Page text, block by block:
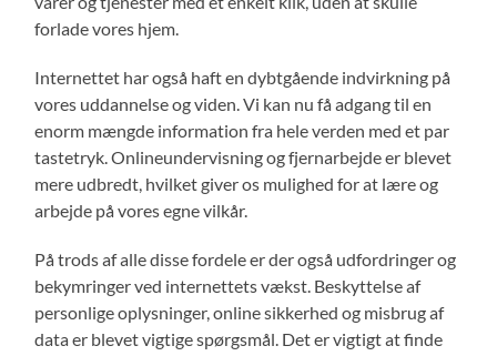
forlade vores hjem.
Internettet har også haft en dybtgående indvirkning på
vores uddannelse og viden. Vi kan nu få adgang til en
enorm mængde information fra hele verden med et par
tastetryk. Onlineundervisning og fjernarbejde er blevet
mere udbredt, hvilket giver os mulighed for at lære og
arbejde på vores egne vilkår.
På trods af alle disse fordele er der også udfordringer og
bekymringer ved internettets vækst. Beskyttelse af
personlige oplysninger, online sikkerhed og misbrug af
data er blevet vigtige spørgsmål. Det er vigtigt at finde